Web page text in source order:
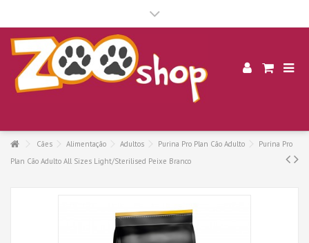
Cães Alimentação Adultos Purina Pro Plan Cão Adulto
Purina Pro
Plan Cão Adulto All Sizes Light/Sterilised Peixe Branco